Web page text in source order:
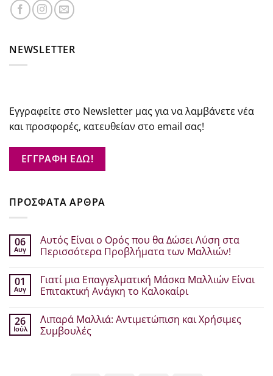
NEWSLETTER
Εγγραφείτε στο Newsletter μας για να λαμβάνετε νέα
και προσφορές, κατευθείαν στο email σας!
ΕΓΓΡΑΦΗ ΕΔΩ!
ΠΡΟΣΦΑΤΑ ΑΡΘΡΑ
06
Αυγ
Αυτός Είναι ο Ορός που θα Δώσει Λύση στα
Περισσότερα Προβλήματα των Μαλλιών!
σχόλια
στο
Αυτός
Ορός
που
θα
01
Αυγ
Γιατί μια Επαγγελματική Μάσκα Μαλλιών Είναι
Επιτακτική Ανάγκη το Καλοκαίρι
σχόλια
στο
Γιατί
26
Ιούλ
Λιπαρά Μαλλιά: Αντιμετώπιση και Χρήσιμες
Συμβουλές